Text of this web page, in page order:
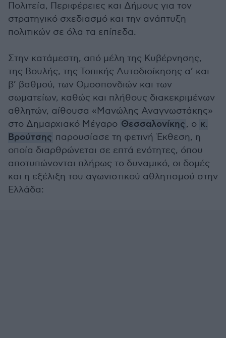
Πολιτεία, Περιφέρειες και Δήμους για τον
στρατηγικό σχεδιασμό και την ανάπτυξη
πολιτικών σε όλα τα επίπεδα.
Στην κατάμεστη, από μέλη της Κυβέρνησης,
της Βουλής, της Τοπικής Αυτοδιοίκησης α’ και
β’ βαθμού, των Ομοσπονδιών και των
σωματείων, καθώς και πλήθους διακεκριμένων
αθλητών, αίθουσα «Μανώλης Αναγνωστάκης»
στο Δημαρχιακό Μέγαρο Θεσσαλονίκης, ο κ.
Βρούτσης παρουσίασε τη φετινή Έκθεση, η
οποία διαρθρώνεται σε επτά ενότητες, όπου
αποτυπώνονται πλήρως το δυναμικό, οι δομές
και η εξέλιξη του αγωνιστικού αθλητισμού στην
Ελλάδα: